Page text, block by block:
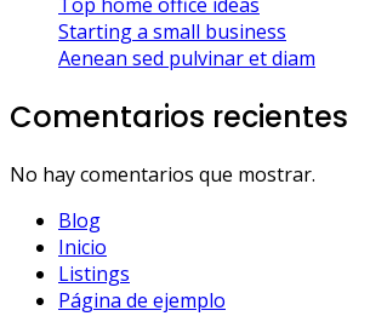
Starting a small business
Aenean sed pulvinar et diam
Comentarios recientes
No hay comentarios que mostrar.
Blog
Inicio
Listings
Página de ejemplo